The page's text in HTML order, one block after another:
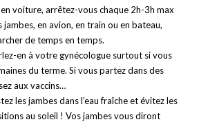
voiture, arrêtez-vous chaque 2h-3h max
en avion, en train ou en bateau,
de temps en temps.
en à votre gynécologue surtout si vous
du terme. Si vous partez dans des
aux vaccins…
les jambes dans l’eau fraîche et évitez les
au soleil ! Vos jambes vous diront